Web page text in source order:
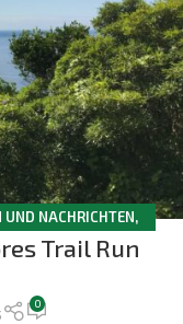
UND NACHRICHTEN,
Trail Run
0